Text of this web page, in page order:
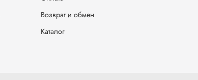
Возврат и обмен
Каталог